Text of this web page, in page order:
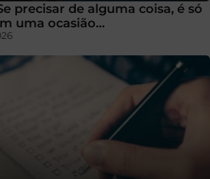
precisar de alguma coisa, é só
uma ocasião…